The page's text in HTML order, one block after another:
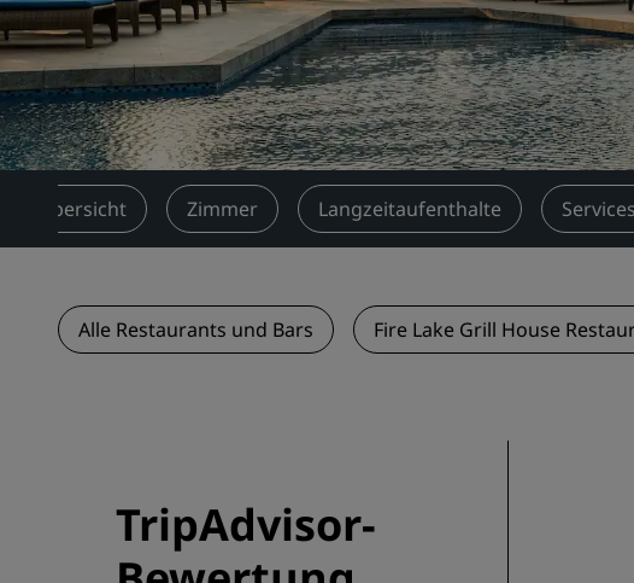
Verbundene Marken in China
Übersicht Zimmer Langzeitaufenthalte Services
Alle Restaurants und Bars Fire Lake Grill House
TripAdvisor-